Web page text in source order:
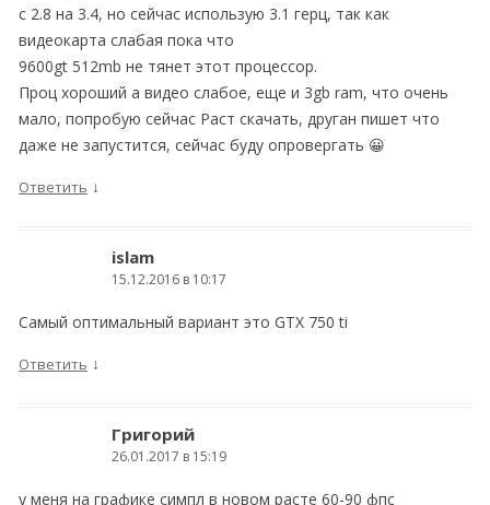
с 2.8 на 3.4, но сейчас использую 3.1 герц, так как
видеокарта слабая пока что
9600gt 512mb не тянет этот процессор.
Проц хороший а видео слабое, еще и 3gb ram, что очень
мало, попробую сейчас Раст скачать, друган пишет что
даже не запустится, сейчас буду опровергать 😀
Ответить ↓
islam
15.12.2016 в 10:17
Самый оптимальный вариант это GTX 750 ti
Ответить ↓
Григорий
26.01.2017 в 15:19
у меня на графике симпл в новом расте 60-90 фпс